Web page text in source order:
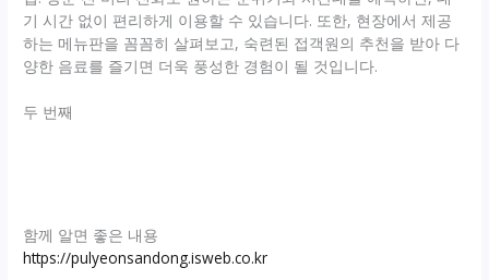
기 시간 없이 편리하게 이용할 수 있습니다. 또한, 현장에서 제공
하는 메뉴판을 꼼꼼히 살펴보고, 숙련된 접객원의 추천을 받아 다
양한 음료를 즐기면 더욱 풍성한 경험이 될 것입니다.
두 번째
함께 알면 좋은 내용
https://pulyeonsandong.isweb.co.kr